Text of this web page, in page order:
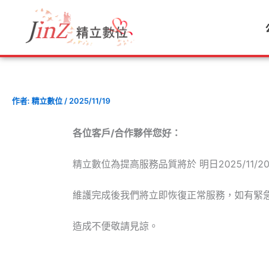
要
作者: 精立數位 / 2025/11/19
各位客戶/合作夥伴您好：
精立數位為提高服務品質將於 明日2025/11/
維護完成後我們將立即恢復正常服務，如有緊
造成不便敬請見諒。